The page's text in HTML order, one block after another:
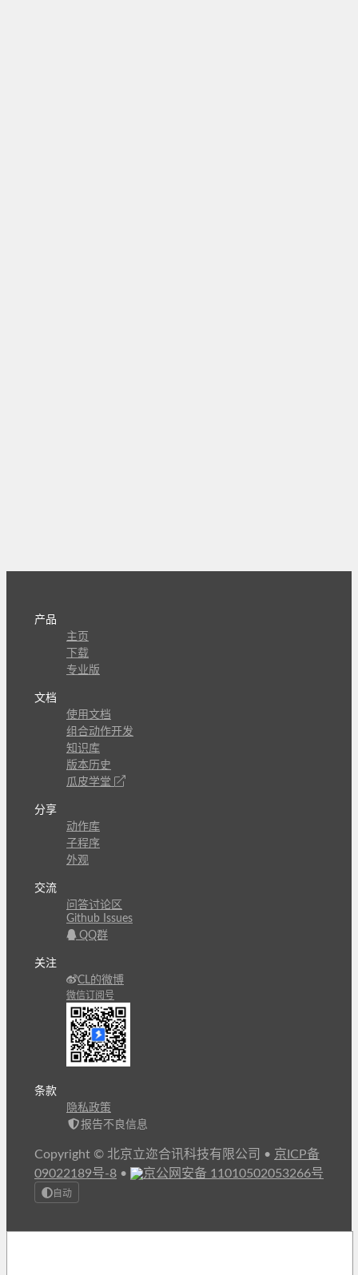
产品
主页
下载
专业版
文档
使用文档
组合动作开发
知识库
版本历史
瓜皮学堂
分享
动作库
子程序
外观
交流
问答讨论区
Github Issues
QQ群
关注
CL的微博
微信订阅号
条款
隐私政策
报告不良信息
Copyright © 北京立迩合讯科技有限公司 • 京ICP备
09022189号-8 • 京公网安备 11010502053266号
自动